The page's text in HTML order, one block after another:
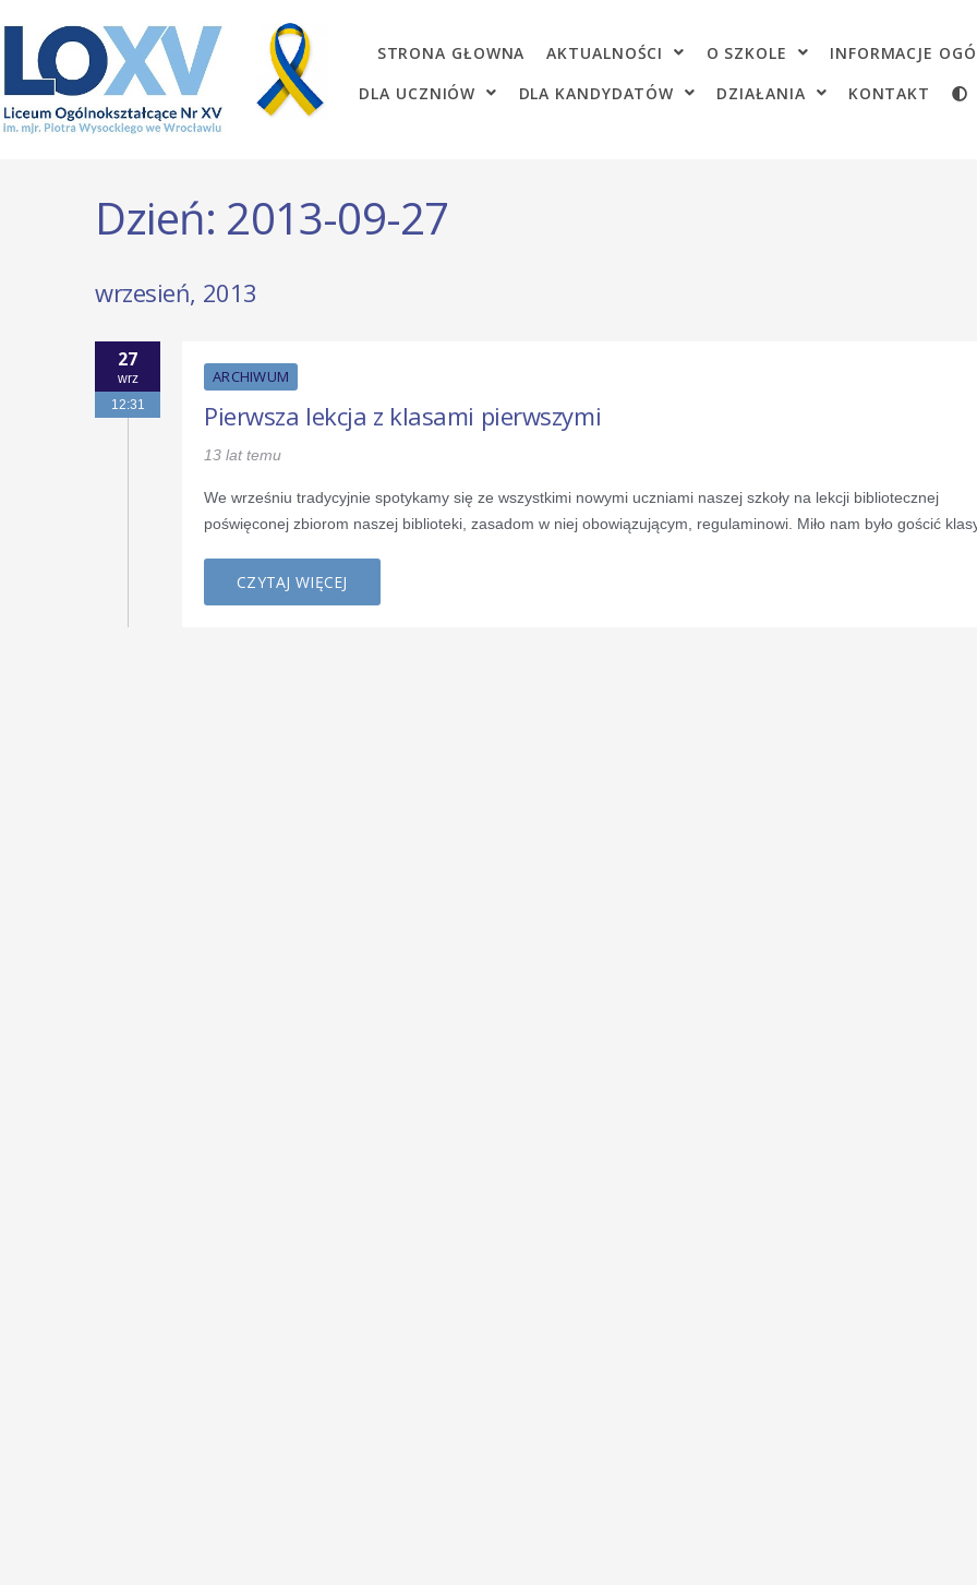
STRONA GŁOWNA AKTUALNOŚCI O SZKOLE INFORMACJE
DLA UCZNIÓW
DLA KANDYDATÓW DZIAŁANIA KONTAKT
Dzień: 2013-09-27
wrzesień, 2013
27
wrz
12:31
ARCHIWUM
Pierwsza lekcja z klasami pierwszymi
13 lat temu
We wrześniu tradycyjnie spotykamy się ze wszystkimi nowymi uczniami naszej szkoły na lekcji bibliotecznej
poświęconej zbiorom naszej biblioteki, zasadom w niej obowiązującym, regulaminowi. Miło nam było gościć
CZYTAJ WIĘCEJ